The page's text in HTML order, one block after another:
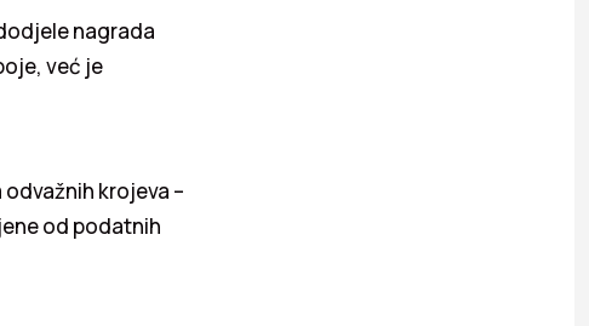
nagrada
već je
krojeva –
od podatnih